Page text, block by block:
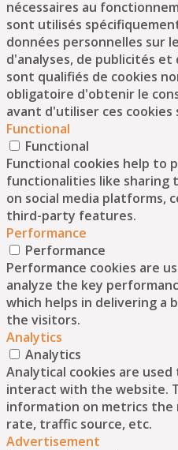
nécessaires au
sont utilisés
données personnelles sur
d'analyses, de publicités
sont qualifiés de cookies
obligatoire d'obtenir le
avant d'utiliser ces
Functional
Functional
Functional cookies help to
functionalities like
on social media platforms,
third-party features.
Performance
Performance
Performance cookies are
analyze the key
which helps in delivering
the visitors.
Analytics
Analytics
Analytical cookies are
interact with the website.
information on metrics the
rate, traffic source, etc.
Advertisement